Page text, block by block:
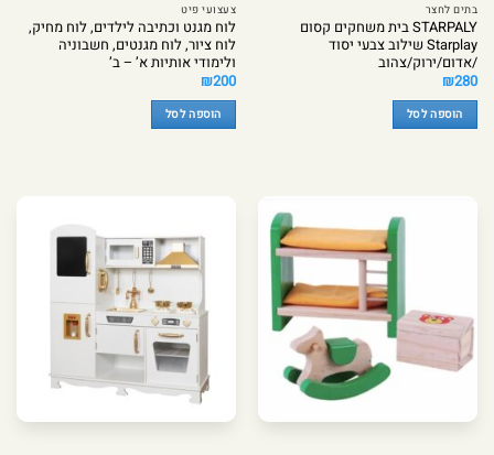
בתים לחצר
STARPALY בית משחקים קסום
Starplay שילוב צבעי יסוד
/אדום/ירוק/צהוב
₪280
הוספה לסל
צעצועי פיט
לוח מגנט וכתיבה לילדים, לוח מחיק,
לוח ציור, לוח מגנטים, חשבוניה
ולימודי אותיות א’ – ב’
₪200
הוספה לסל